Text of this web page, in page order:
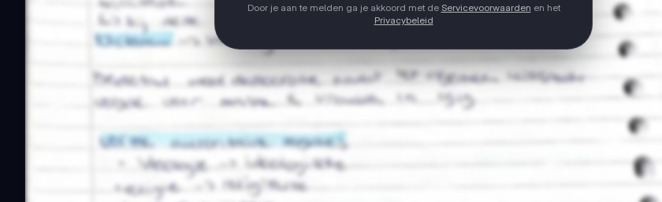
Door je aan te melden ga je akkoord met de Servicevoorwaarden en het
Privacybeleid